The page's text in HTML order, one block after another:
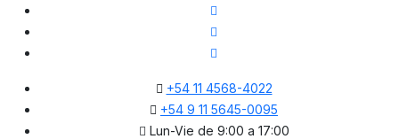
+54 11 4568-4022
+54 9 11 5645-0095
Lun-Vie de 9:00 a 17:00